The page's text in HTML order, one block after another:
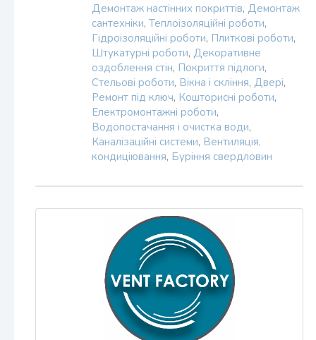
Демонтаж настінних покриттів, Демонтаж
сантехніки, Теплоізоляційні роботи,
Гідроізоляційні роботи, Плиткові роботи,
Штукатурні роботи, Декоративне
оздоблення стін, Покриття підлоги,
Стельові роботи, Вікна і скління, Двері,
Ремонт під ключ, Кошторисні роботи,
Електромонтажні роботи,
Водопостачання і очистка води,
Каналізаційні системи, Вентиляція,
кондиціювання, Буріння свердловин